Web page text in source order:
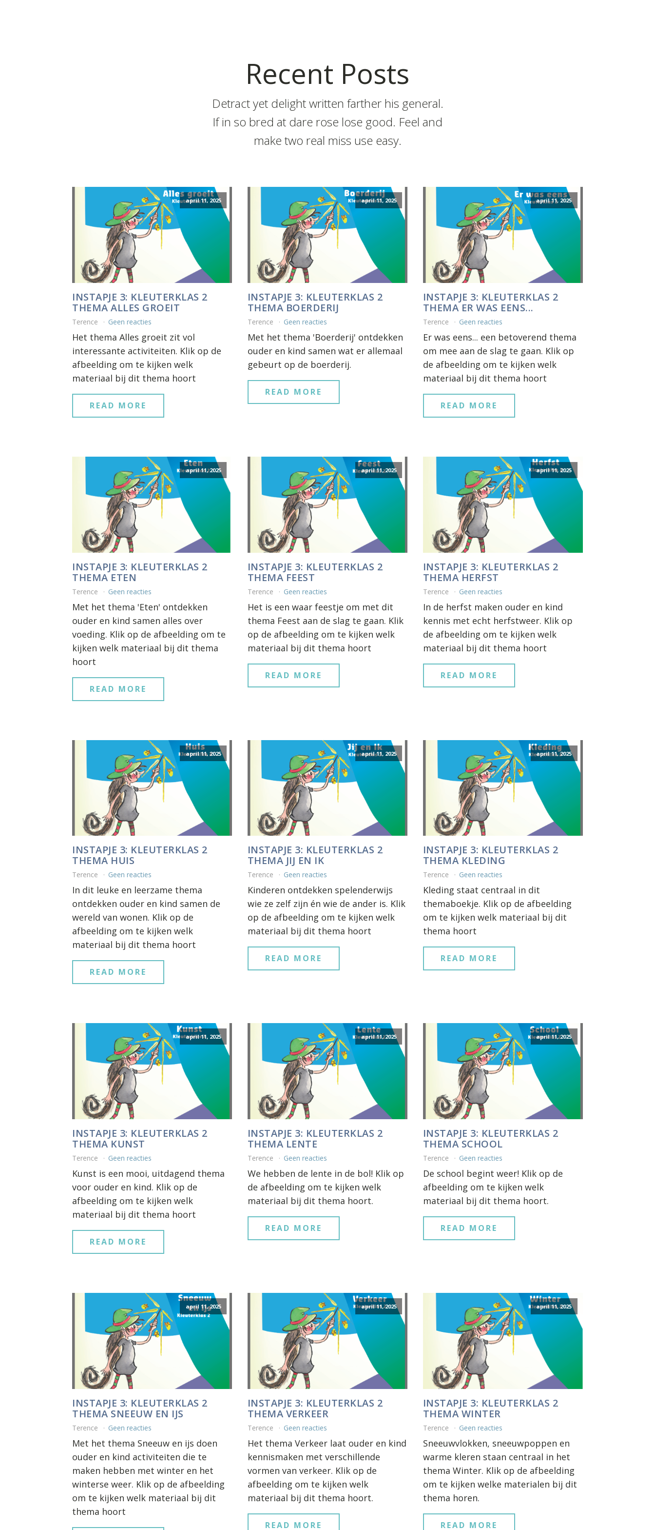
Recent Posts
Detract yet delight written farther his general.
If in so bred at dare rose lose good. Feel and
make two real miss use easy.
april 11, 2025
INSTAPJE 3: KLEUTERKLAS 2
THEMA ALLES GROEIT
Terence Geen reacties
Het thema Alles groeit zit vol
interessante activiteiten. Klik op de
afbeelding om te kijken welk
materiaal bij dit thema hoort
READ MORE
april 11, 2025
INSTAPJE 3: KLEUTERKLAS 2
THEMA BOERDERIJ
Terence Geen reacties
Met het thema 'Boerderij' ontdekken
ouder en kind samen wat er allemaal
gebeurt op de boerderij.
READ MORE
april 11, 2025
INSTAPJE 3: KLEUTERKLAS 2
THEMA ER WAS EENS...
Terence Geen reacties
Er was eens... een betoverend thema
om mee aan de slag te gaan. Klik op
de afbeelding om te kijken welk
materiaal bij dit thema hoort
READ MORE
april 11, 2025
INSTAPJE 3: KLEUTERKLAS 2
THEMA ETEN
Terence Geen reacties
Met het thema 'Eten' ontdekken
ouder en kind samen alles over
voeding. Klik op de afbeelding om te
kijken welk materiaal bij dit thema
hoort
READ MORE
april 11, 2025
INSTAPJE 3: KLEUTERKLAS 2
THEMA FEEST
Terence Geen reacties
Het is een waar feestje om met dit
thema Feest aan de slag te gaan. Klik
op de afbeelding om te kijken welk
materiaal bij dit thema hoort
READ MORE
april 11, 2025
INSTAPJE 3: KLEUTERKLAS 2
THEMA HERFST
Terence Geen reacties
In de herfst maken ouder en kind
kennis met echt herfstweer. Klik op
de afbeelding om te kijken welk
materiaal bij dit thema hoort
READ MORE
april 11, 2025
INSTAPJE 3: KLEUTERKLAS 2
THEMA HUIS
Terence Geen reacties
In dit leuke en leerzame thema
ontdekken ouder en kind samen de
wereld van wonen. Klik op de
afbeelding om te kijken welk
materiaal bij dit thema hoort
READ MORE
april 11, 2025
INSTAPJE 3: KLEUTERKLAS 2
THEMA JIJ EN IK
Terence Geen reacties
Kinderen ontdekken spelenderwijs
wie ze zelf zijn én wie de ander is. Klik
op de afbeelding om te kijken welk
materiaal bij dit thema hoort
READ MORE
april 11, 2025
INSTAPJE 3: KLEUTERKLAS 2
THEMA KLEDING
Terence Geen reacties
Kleding staat centraal in dit
themaboekje. Klik op de afbeelding
om te kijken welk materiaal bij dit
thema hoort
READ MORE
april 11, 2025
INSTAPJE 3: KLEUTERKLAS 2
THEMA KUNST
Terence Geen reacties
Kunst is een mooi, uitdagend thema
voor ouder en kind. Klik op de
afbeelding om te kijken welk
materiaal bij dit thema hoort
READ MORE
april 11, 2025
INSTAPJE 3: KLEUTERKLAS 2
THEMA LENTE
Terence Geen reacties
We hebben de lente in de bol! Klik op
de afbeelding om te kijken welk
materiaal bij dit thema hoort.
READ MORE
april 11, 2025
INSTAPJE 3: KLEUTERKLAS 2
THEMA SCHOOL
Terence Geen reacties
De school begint weer! Klik op de
afbeelding om te kijken welk
materiaal bij dit thema hoort.
READ MORE
april 11, 2025
INSTAPJE 3: KLEUTERKLAS 2
THEMA SNEEUW EN IJS
Terence Geen reacties
Met het thema Sneeuw en ijs doen
ouder en kind activiteiten die te
maken hebben met winter en het
winterse weer. Klik op de afbeelding
om te kijken welk materiaal bij dit
thema hoort
april 11, 2025
INSTAPJE 3: KLEUTERKLAS 2
THEMA VERKEER
Terence Geen reacties
Het thema Verkeer laat ouder en kind
kennismaken met verschillende
vormen van verkeer. Klik op de
afbeelding om te kijken welk
materiaal bij dit thema hoort.
READ MORE
april 11, 2025
INSTAPJE 3: KLEUTERKLAS 2
THEMA WINTER
Terence Geen reacties
Sneeuwvlokken, sneeuwpoppen en
warme kleren staan centraal in het
thema Winter. Klik op de afbeelding
om te kijken welke materialen bij dit
thema horen.
READ MORE